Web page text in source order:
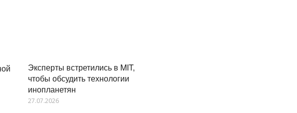
Эксперты встретились в MIT,
чтобы обсудить технологии
инопланетян
27.07.2026